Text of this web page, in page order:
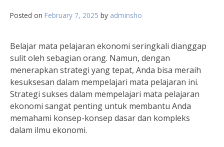
Posted on February 7, 2025 by adminsho
Belajar mata pelajaran ekonomi seringkali dianggap
sulit oleh sebagian orang. Namun, dengan
menerapkan strategi yang tepat, Anda bisa meraih
kesuksesan dalam mempelajari mata pelajaran ini.
Strategi sukses dalam mempelajari mata pelajaran
ekonomi sangat penting untuk membantu Anda
memahami konsep-konsep dasar dan kompleks
dalam ilmu ekonomi.